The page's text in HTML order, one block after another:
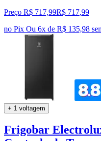
Preço R$ 717,99R$ 717,99
no Pix Ou 6x de R$ 135,98
+ 1 voltagem
Frigobar